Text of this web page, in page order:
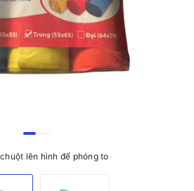
lên hình để phóng to